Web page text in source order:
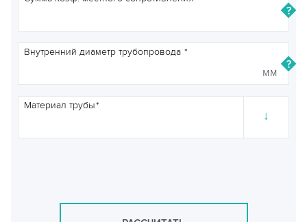
Внутренний диаметр трубопровода
мм
↓
Материал трубы